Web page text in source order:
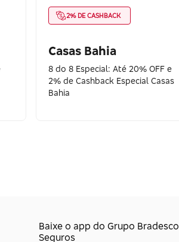
2% DE CASHBACK
Casas Bahia
8 do 8 Especial: Até 20% OFF e
2% de Cashback Especial Casas
Bahia
Baixe o app do Grupo Bradesco
Seguros